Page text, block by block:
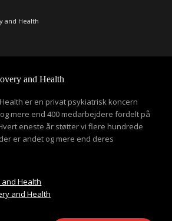
and Health
and Health
er en privat psykiatrisk koncern
mere end 400 medarbejdere fordelt på
eneste år støtter vi flere hundrede
er andet og mere end deres
and Health
and Health